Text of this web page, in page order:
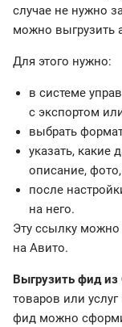
случае не нужно
можно выгрузить
Для этого нужно:
в системе
с экспортом
выбрать
указать, какие
описание, фото,
после
на него.
Эту ссылку можно
на Авито.
Выгрузить фид
товаров или
фид можно